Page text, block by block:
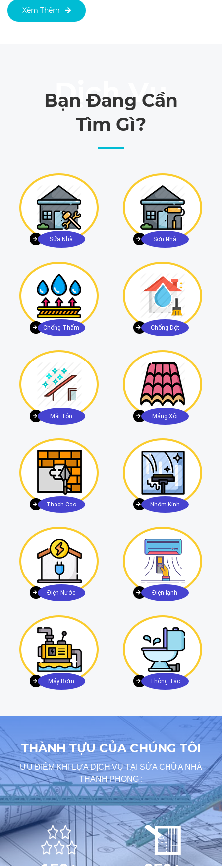
Xêm Thêm
Bạn Đang Cần
Tìm Gì?
Sửa Nhà Sơn Nhà
Chống Thấm Chống Dột
Mái Tôn Máng Xối
Thạch Cao Nhôm Kính
Điện Nước Điện lạnh
Máy Bơm Thông Tắc
THÀNH TỰU CỦA CHÚNG TÔI
ƯU ĐIỂM KHI LỰA DỊCH VỤ TẠI SỬA CHỮA NHÀ
THANH PHONG :